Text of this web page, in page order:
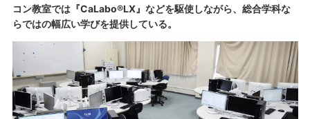
コン教室では『CaLabo®LX』などを駆使しながら、総合学科な
らではの幅広い学びを提供している。